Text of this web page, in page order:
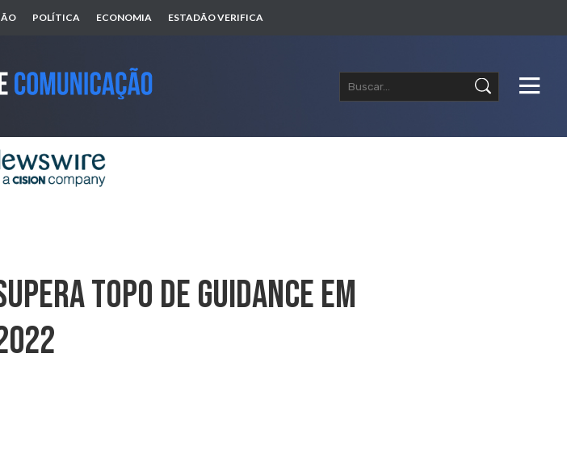
POLÍTICA ECONOMIA ESTADÃO VERIFICA
TOPO DE GUIDANCE EM